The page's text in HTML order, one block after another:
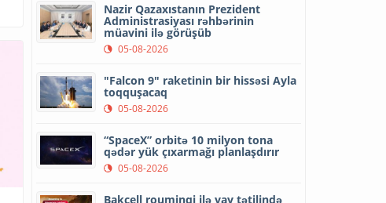
Nazir Qazaxıstanın Prezident
Administrasiyası rəhbərinin
müavini ilə görüşüb
05-08-2026
"Falcon 9" raketinin bir hissəsi Ayla
toqquşacaq
05-08-2026
“SpaceX” orbitə 10 milyon tona
qədər yük çıxarmağı planlaşdırır
05-08-2026
Bakcell rouminqi ilə yay tətilində